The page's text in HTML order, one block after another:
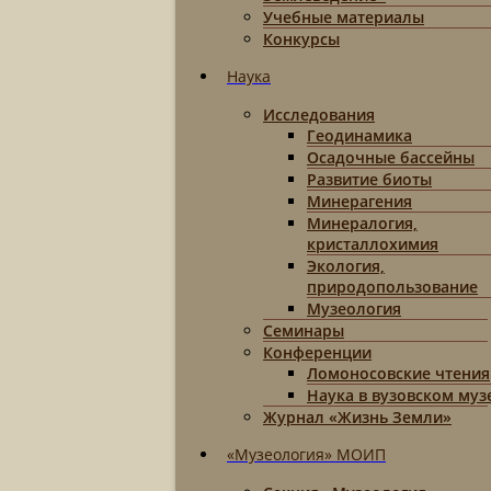
Учебные материалы
Конкурсы
Наука
Исследования
Геодинамика
Осадочные бассейны
Развитие биоты
Минерагения
Минералогия,
кристаллохимия
Экология,
природопользование
Музеология
Семинары
Конференции
Ломоносовские чтения
Наука в вузовском
Журнал «Жизнь Земли»
«Музеология» МОИП